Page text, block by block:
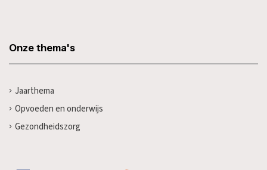
Onze thema's
Jaarthema
Opvoeden en onderwijs
Gezondheidszorg